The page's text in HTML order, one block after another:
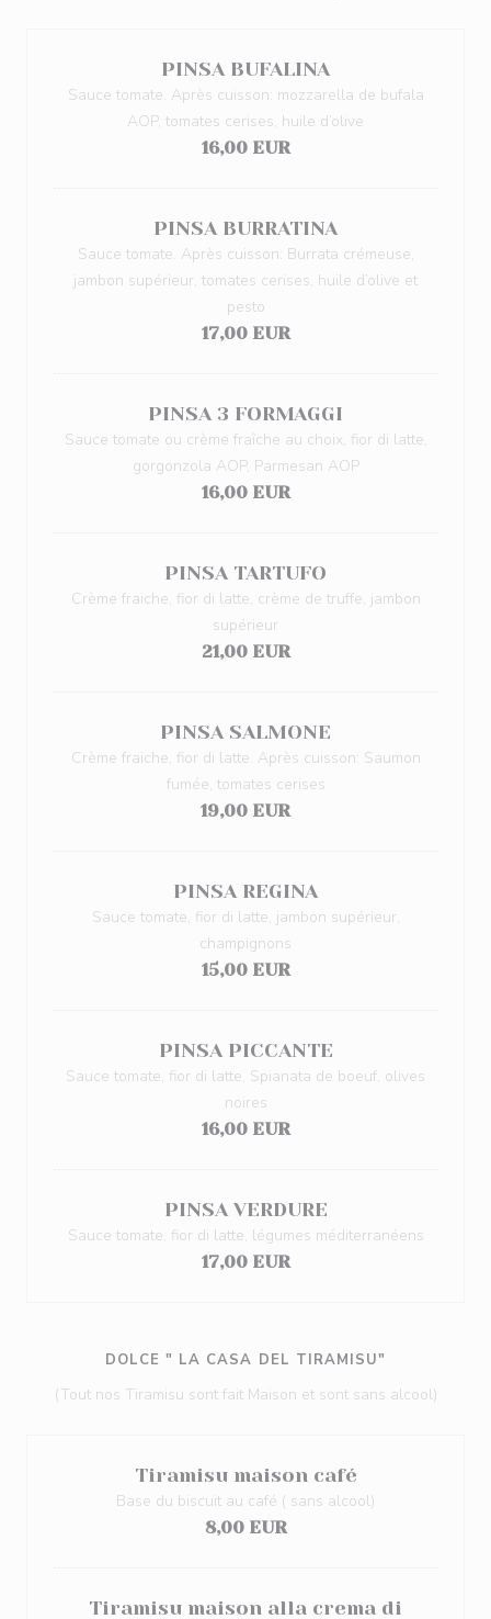
PINSA BUFALINA
Sauce tomate. Après cuisson: mozzarella de bufala
AOP, tomates cerises, huile d’olive
16,00 EUR
PINSA BURRATINA
Sauce tomate. Après cuisson: Burrata crémeuse,
jambon supérieur, tomates cerises, huile d’olive et
pesto
17,00 EUR
PINSA 3 FORMAGGI
Sauce tomate ou crème fraîche au choix, fior di latte,
gorgonzola AOP, Parmesan AOP
16,00 EUR
PINSA TARTUFO
Crème fraiche, fior di latte, crème de truffe, jambon
supérieur
21,00 EUR
PINSA SALMONE
Crème fraiche, fior di latte. Après cuisson: Saumon
fumée, tomates cerises
19,00 EUR
PINSA REGINA
Sauce tomate, fior di latte, jambon supérieur,
champignons
15,00 EUR
PINSA PICCANTE
Sauce tomate, fior di latte, Spianata de boeuf, olives
noires
16,00 EUR
PINSA VERDURE
Sauce tomate, fior di latte, légumes méditerranéens
17,00 EUR
DOLCE " LA CASA DEL TIRAMISU"
(Tout nos Tiramisu sont fait Maison et sont sans alcool)
Tiramisu maison café
Base du biscuit au café ( sans alcool)
8,00 EUR
Tiramisu maison alla crema di